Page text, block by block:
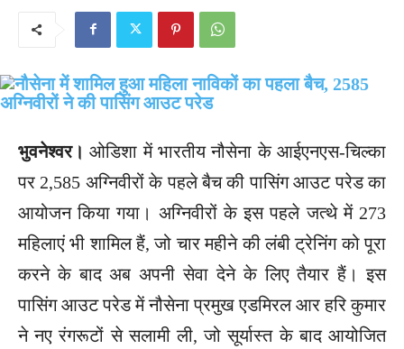
भुवनेश्वर। ओडिशा में भारतीय नौसेना के आईएनएस-चिल्का
पर 2,585 अग्निवीरों के पहले बैच की पासिंग आउट परेड का
आयोजन किया गया। अग्निवीरों के इस पहले जत्थे में 273
महिलाएं भी शामिल हैं, जो चार महीने की लंबी ट्रेनिंग को पूरा
करने के बाद अब अपनी सेवा देने के लिए तैयार हैं। इस
पासिंग आउट परेड में नौसेना प्रमुख एडमिरल आर हरि कुमार
ने नए रंगरूटों से सलामी ली, जो सूर्यास्त के बाद आयोजित